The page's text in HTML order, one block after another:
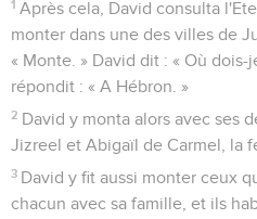
1 Après cela, David consulta
monter dans une des villes de
« Monte. » David dit : « Où dois-
répondit : « A Hébron. »
2 David y monta alors avec ses
Jizreel et Abigaïl de Carmel, la
3 David y fit aussi monter ceux
chacun avec sa famille, et ils